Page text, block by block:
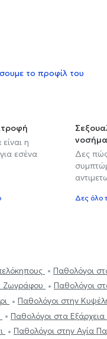
το προφίλ του
η
εσένα
Δες
Δες όλο
Παθολόγοι
Ζωγράφου
Παθολόγοι
Παθολόγοι στην
Παθολόγοι στα Εξάρχεια
Παθολόγοι στην Αγία